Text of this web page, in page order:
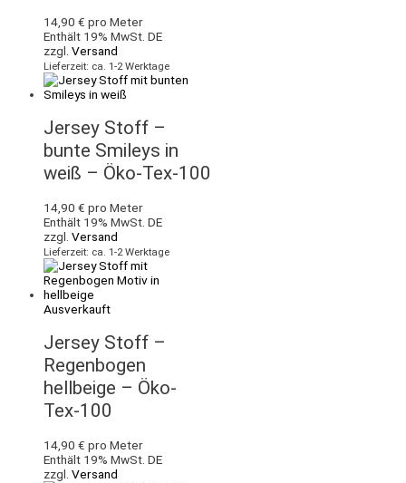
14,90 € pro Meter
Enthält 19% MwSt. DE
zzgl. Versand
Lieferzeit: ca. 1-2 Werktage
Jersey Stoff –
bunte Smileys in
weiß – Öko-Tex-100
14,90 € pro Meter
Enthält 19% MwSt. DE
zzgl. Versand
Lieferzeit: ca. 1-2 Werktage
Ausverkauft
Jersey Stoff –
Regenbogen
hellbeige – Öko-
Tex-100
14,90 € pro Meter
Enthält 19% MwSt. DE
zzgl. Versand